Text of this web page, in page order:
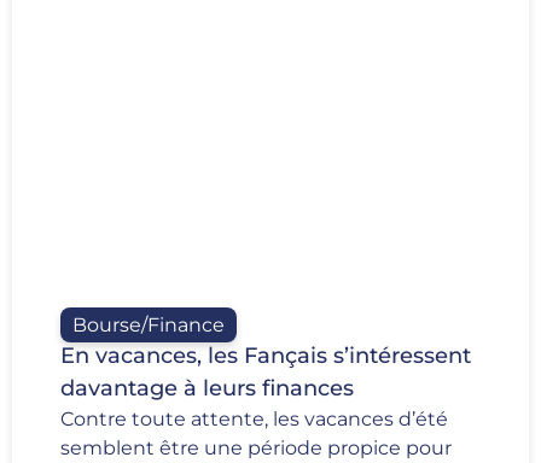
Bourse/Finance
En vacances, les Fançais s’intéressent
davantage à leurs finances
Contre toute attente, les vacances d’été
semblent être une période propice pour